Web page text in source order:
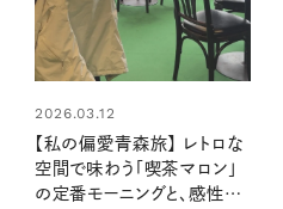
2026.03.12
【私の偏愛青森旅】 レトロな
空間で味わう「喫茶マロン」
の定番モーニングと、感性を